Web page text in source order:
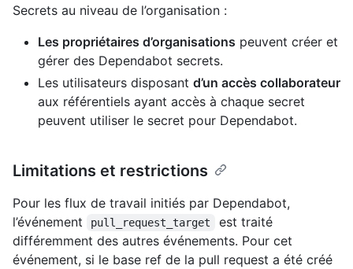
Secrets au niveau de l’organisation :
Les propriétaires d’organisations peuvent créer et
gérer des Dependabot secrets.
Les utilisateurs disposant d’un accès collaborateur
aux référentiels ayant accès à chaque secret
peuvent utiliser le secret pour Dependabot.
Limitations et restrictions
Pour les flux de travail initiés par Dependabot,
l’événement
pull_request_target
est traité
différemment des autres événements. Pour cet
événement, si le base ref de la pull request a été créé